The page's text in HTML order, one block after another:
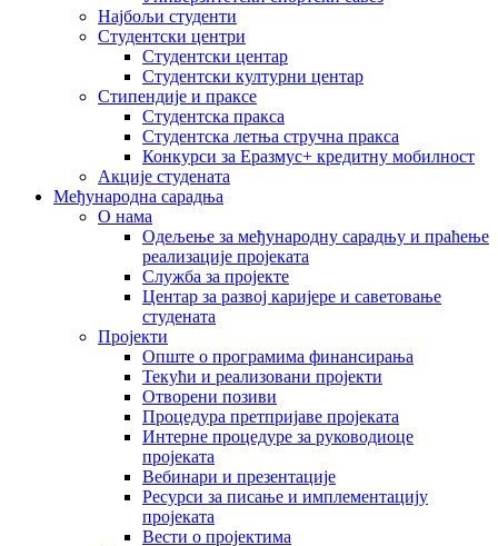
Најбољи студенти
Студентски центри
Студентски центар
Студентски културни центар
Стипендије и праксе
Студентска пракса
Студентска летња стручна пракса
Конкурси за Еразмус+ кредитну мобилност
Акције студената
Међународна сарадња
О нама
Одељење за међународну сарадњу и праћење
реализације пројеката
Служба за пројекте
Центар за развој каријере и саветовање
студената
Пројекти
Опште о програмима финансирања
Текући и реализовани пројекти
Отворени позиви
Процедура претпријаве пројеката
Интерне процедуре за руководиоце
пројеката
Вебинари и презентације
Ресурси за писање и имплементацију
пројеката
Вести о пројектима